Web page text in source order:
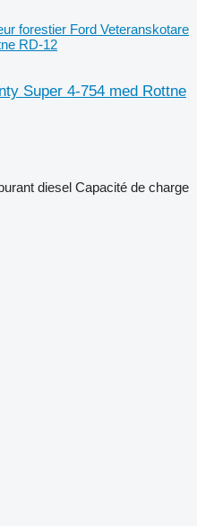
forestier Ford Veteranskotare
RD-12
Super 4-754 med Rottne
diesel Capacité de charge